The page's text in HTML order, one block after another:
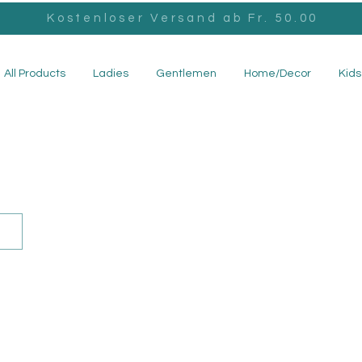
Kostenloser Versand ab Fr. 50.00
All Products Ladies Gentlemen Home/Decor Kids